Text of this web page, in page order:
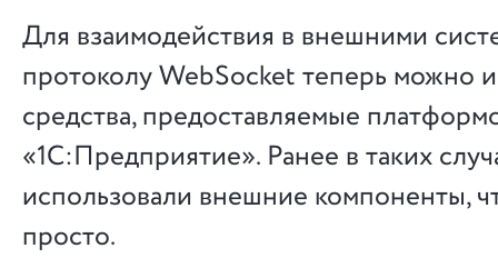
Для взаимодействия в внешними
протоколу WebSocket теперь можно
средства, предоставляемые
«1С:Предприятие». Ранее в таких
использовали внешние компоненты,
просто.